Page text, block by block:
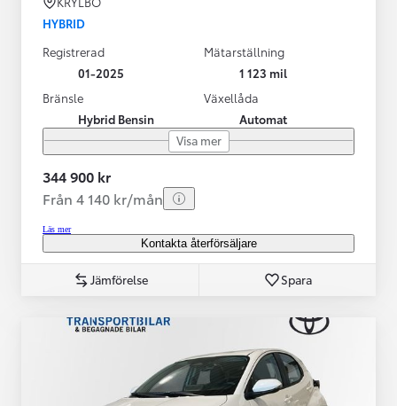
HYBRID
Registrerad
01-2025
Mätarställning
1 123 mil
Bränsle
Hybrid Bensin
Växellåda
Automat
Visa mer
344 900 kr
Från 4 140 kr/mån
Läs mer
Kontakta återförsäljare
Jämförelse Spara